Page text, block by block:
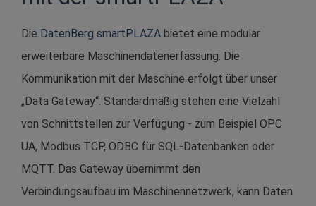
Die DatenBerg smartPLAZA bietet eine modular
erweiterbare Maschinendatenerfassung. Die
Kommunikation mit der Maschine erfolgt über unser
„Data Gateway“. Standardmäßig stehen eine Vielzahl
von Schnittstellen zur Verfügung - zum Beispiel OPC
UA, Modbus TCP, ODBC für SQL-Datenbanken oder
MQTT. Das Gateway übernimmt den
Verbindungsaufbau im Maschinennetzwerk, kann Daten